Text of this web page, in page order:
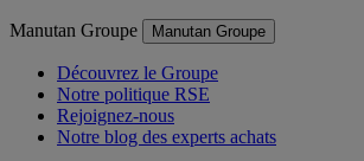
Manutan Groupe Manutan Groupe
Découvrez le Groupe
Notre politique RSE
Rejoignez-nous
Notre blog des experts achats